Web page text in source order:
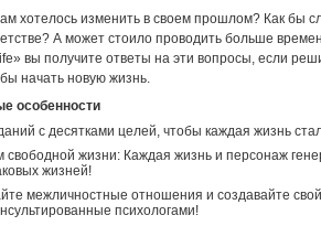
хотелось изменить в своем прошлом? Как бы
А может стоило проводить больше
вы получите ответы на эти вопросы, если
начать новую жизнь.
особенности
с десятками целей, чтобы каждая жизнь
свободной жизни: Каждая жизнь и персонаж
жизней!
межличностные отношения и создавайте
психологами!